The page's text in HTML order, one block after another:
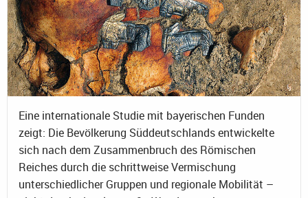
Eine internationale Studie mit bayerischen Funden
zeigt: Die Bevölkerung Süddeutschlands entwickelte
sich nach dem Zusammenbruch des Römischen
Reiches durch die schrittweise Vermischung
unterschiedlicher Gruppen und regionale Mobilität –